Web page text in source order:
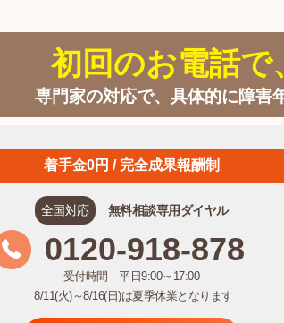
初回のお電話で
専門家の対応で、具体的に障害
着手金0円 / 完全成果報酬制
全国対応 無料相談専用ダイヤル
0120-918-878
受付時間 平日9:00～17:00
8/11(火)～8/16(日)は夏季休業となります